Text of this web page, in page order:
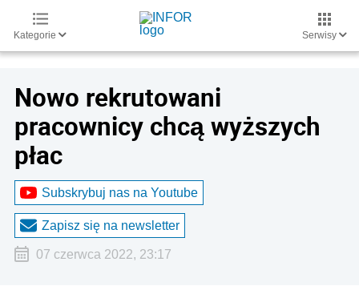
Kategorie Serwisy
Nowo rekrutowani
pracownicy chcą wyższych
płac
Subskrybuj nas na Youtube
Zapisz się na newsletter
07 czerwca 2022, 23:17